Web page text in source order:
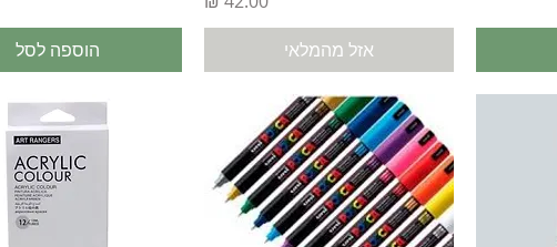
אזל מהמלאי
הוספה לסל